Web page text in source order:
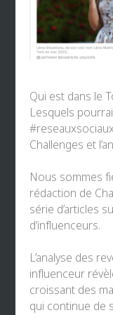
Qui est dans le
Lesquels
Challenges et
Nous sommes
rédaction de
série d’articles
d’influenceurs.
L’analyse des
influenceur
croissant des
qui continue de